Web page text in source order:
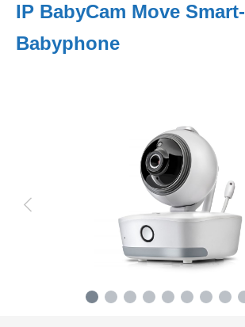
IP BabyCam Move Smart-
Babyphone